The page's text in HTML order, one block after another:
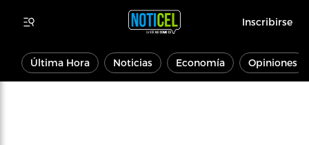
Inscribirse
Última Hora Noticias Economía Opiniones